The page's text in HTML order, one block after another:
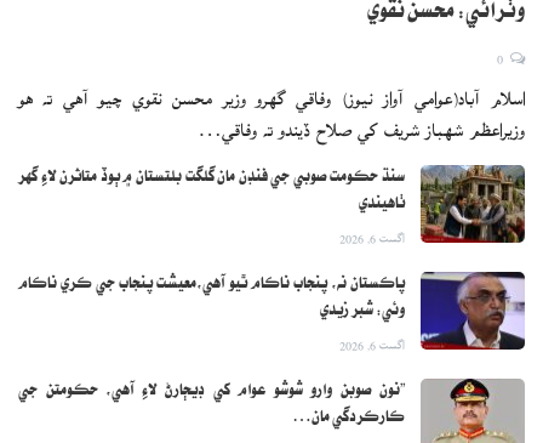
وٺرائي: محسن نقوي
اسلام آباد(عوامي آواز نيوز) وفاقي گهرو وزير محسن نقوي چيو آهي ته هو
وزيراعظم شهباز شريف کي صلاح ڏيندو ته وفاقي…
سنڌ حڪومت صوبي جي فنڊن مان گلگت بلتستان ۾ ٻوڏ متاثرن لاءِ گهر
ٺاهيندي
اگست 6, 2026
پاڪستان نه، پنجاب ناڪام ٿيو آهي،معيشت پنجاب جي ڪري ناڪام
وئي: شبر زيدي
اگست 6, 2026
”نون صوبن وارو شوشو عوام کي ڊيڄارڻ لاءِ آهي، حڪومتن جي
ڪارڪردگي مان…